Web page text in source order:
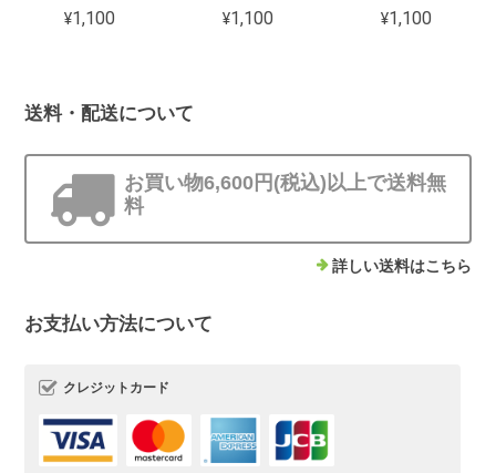
¥1,100 ¥1,100 ¥1,100
送料・配送について
お買い物6,600円(税込)以上で送料無
料
詳しい送料はこちら
お支払い方法について
クレジットカード